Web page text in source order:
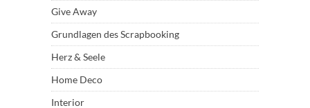
Give Away
Grundlagen des Scrapbooking
Herz & Seele
Home Deco
Interior